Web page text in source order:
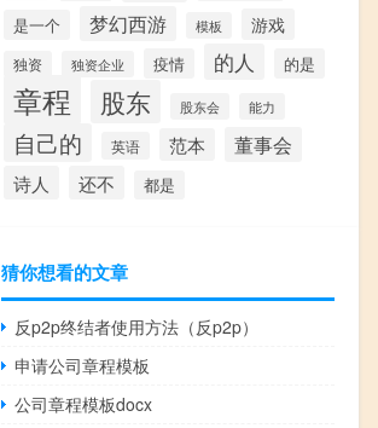
是一个 梦幻西游 模板 游戏
独资 独资企业 疫情 的人 的是
章程 股东 股东会 能力
自己的 英语 范本 董事会
诗人 还不 都是
猜你想看的文章
反p2p终结者使用方法（反p2p）
申请公司章程模板
公司章程模板docx